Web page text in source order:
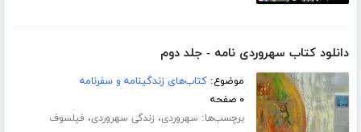
دانلود کتاب سهروردی نامه - جلد دوم
موضوع:کتاب‌های زندگینامه و سفرنامه
۰ صفحه
برچسب‌ها: سهروردی، زندگی سهروردی، فیلسوف